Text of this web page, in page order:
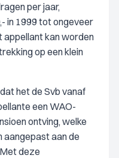
per jaar,
in 1999 tot ongeveer
appellant kan worden
op een klein
het de Svb vanaf
een WAO-
ontving, welke
aangepast aan de
deze